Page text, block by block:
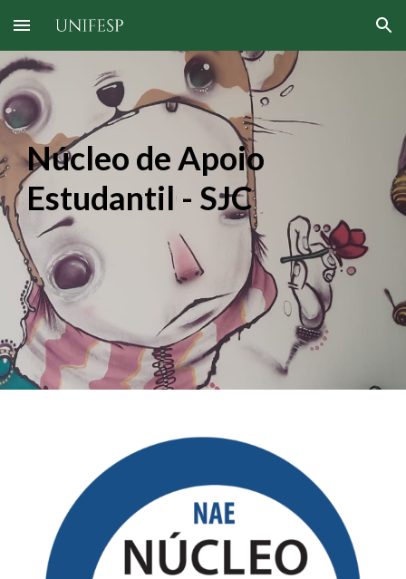
Skip to main content Skip to navigation
Núcleo de Apoio
Estudantil - SJC